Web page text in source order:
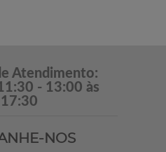
Atendimento:
- 13:00 às
17:30
NOS